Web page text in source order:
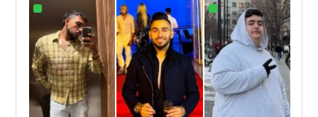
contents